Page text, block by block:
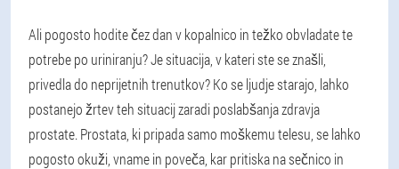
Ali pogosto hodite čez dan v kopalnico in težko obvladate te
potrebe po uriniranju? Je situacija, v kateri ste se znašli,
privedla do neprijetnih trenutkov? Ko se ljudje starajo, lahko
postanejo žrtev teh situacij zaradi poslabšanja zdravja
prostate. Prostata, ki pripada samo moškemu telesu, se lahko
pogosto okuži, vname in poveča, kar pritiska na sečnico in